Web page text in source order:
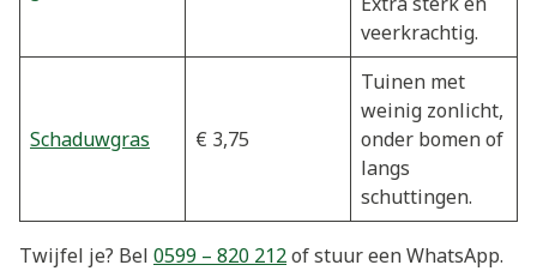
veerkrachtig.
Schaduwgras € 3,75
Tuinen met
weinig zonlicht,
onder bomen of
langs
schuttingen.
Twijfel je? Bel 0599 – 820 212of stuur een WhatsApp.